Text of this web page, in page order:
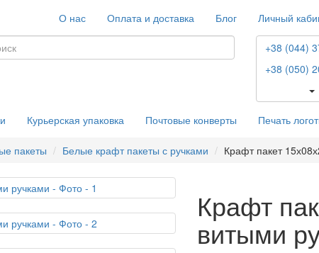
О нас Оплата и доставка Блог Личный
+38 (044)
+38 (050)
Курьерская упаковка Почтовые конверты Печать
пакеты Белые крафт пакеты с ручками Крафт пакет
Крафт
витыми